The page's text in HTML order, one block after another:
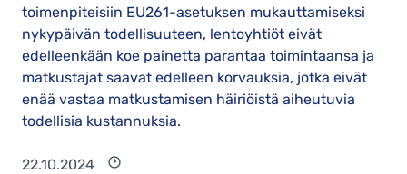
toimenpiteisiin EU261-asetuksen mukauttamiseksi
nykypäivän todellisuuteen, lentoyhtiöt eivät
edelleenkään koe painetta parantaa toimintaansa ja
matkustajat saavat edelleen korvauksia, jotka eivät
enää vastaa matkustamisen häiriöistä aiheutuvia
todellisia kustannuksia.
22.10.2024